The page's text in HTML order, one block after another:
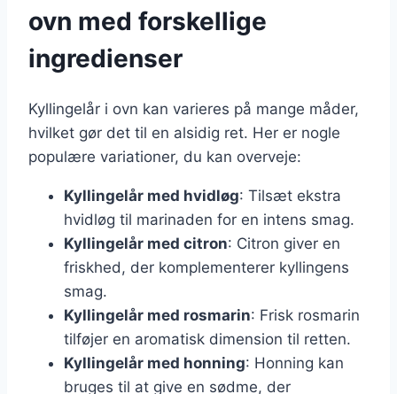
ovn med forskellige
ingredienser
Kyllingelår i ovn kan varieres på mange måder,
hvilket gør det til en alsidig ret. Her er nogle
populære variationer, du kan overveje:
Kyllingelår med hvidløg: Tilsæt ekstra
hvidløg til marinaden for en intens smag.
Kyllingelår med citron: Citron giver en
friskhed, der komplementerer kyllingens
smag.
Kyllingelår med rosmarin: Frisk rosmarin
tilføjer en aromatisk dimension til retten.
Kyllingelår med honning: Honning kan
bruges til at give en sødme, der